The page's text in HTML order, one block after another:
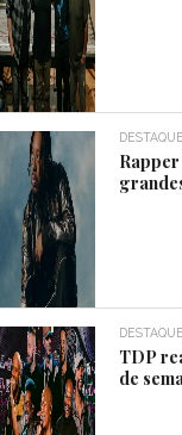
DESTAQUE
DESTAQUE
TDP
de